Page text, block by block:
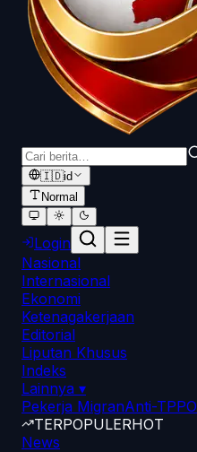
🇮🇩id
Normal
Login
Nasional
Internasional
Ekonomi
Ketenagakerjaan
Editorial
Liputan Khusus
Indeks
Lainnya ▾
Pekerja MigranAnti-TPPO
TERPOPULERHOT
News